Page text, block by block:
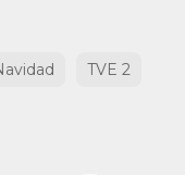
TVE 2